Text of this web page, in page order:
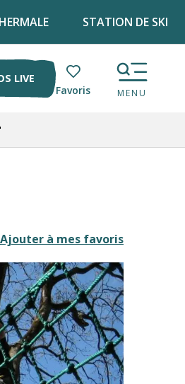
LIVE
Voir les favoris
lundis matin au marché !STATION DE SKI
MENU
aux favoris
Ajouter à mes favoris